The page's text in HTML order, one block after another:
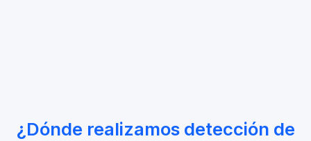
¿Dónde realizamos detección de